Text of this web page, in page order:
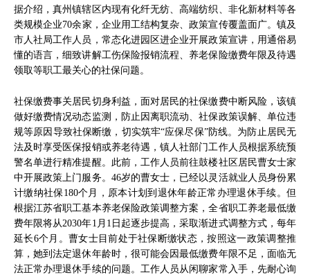
据介绍，真州镇辖区内现有化纤无纺、高端纺织、非化新材料等各
类规模企业70余家，企业用工结构复杂、政策宣传覆盖面广。镇及
市人社局工作人员，常态化进园区进企业开展政策宣讲，用通俗易
懂的语言，细致讲解工伤保险报销流程、养老保险缴费年限及待遇
领取等职工最关心的社保问题。
社保缴费事关居民切身利益，面对居民的社保缴费中断风险，该镇
做好缴费情况动态监测，防止因离职流动、社保政策误解、单位违
规等原因导致社保断缴，切实筑牢“应保尽保”防线。为防止居民无
法及时享受医保报销或养老待遇，镇人社部门工作人员根据系统预
警名单进行精准提醒。此前，工作人员前往鼓楼社区居民曹女士家
中开展政策上门服务。46岁的曹女士，已经以灵活就业人员身份累
计缴纳社保180个月，原本计划到退休年龄正常办理退休手续。但
根据江苏省职工基本养老保险政策调整方案，全省职工养老最低缴
费年限将从2030年1月1日起逐步提高，采取渐进式调整方式，每年
延长6个月。曹女士目前处于社保断缴状态，按照这一政策调整推
算，她到法定退休年龄时，很可能会因最低缴费年限不足，面临无
法正常办理退休手续的问题。工作人员从闲聊家常入手，先耐心询